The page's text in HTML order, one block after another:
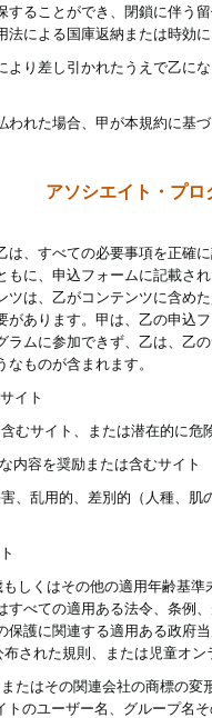
ることができ、閉鎖に伴う
法による国庫返納または時効
り差し引かれたうえで乙に
れた場合、甲が本規約に基
アソシエイト・プ
、すべての必要事項を正確
に、申込フォームに記載さ
は、乙がコンテンツに含め
があります。甲は、乙の申込
ムに参加できず、乙は、乙
ものが含まれます。
イト
むサイト、または潜在的に
内容を奨励または含むサイト
、乱用的、差別的（人種、
しくはその他の適用年齢基
べての適用ある法令、条例
護に関連する適用ある政府
された規則、または児童オン
たはその関連会社の商標の
のユーザー名、グループ名